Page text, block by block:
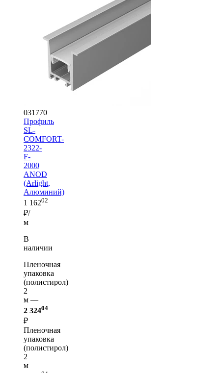
031770
Профиль
SL-
COMFORT-
2322-
F-
2000
ANOD
(Arlight,
Алюминий)
1 16202
₽/
м
В
наличии
Пленочная
упаковка
(полистирол)
2
м —
2 32404
₽
Пленочная
упаковка
(полистирол)
2
м